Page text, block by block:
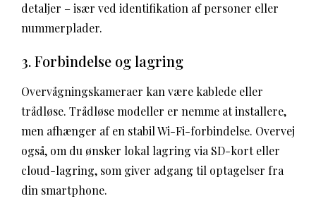
detaljer – især ved identifikation af personer eller
nummerplader.
3. Forbindelse og lagring
Overvågningskameraer kan være kablede eller
trådløse. Trådløse modeller er nemme at installere,
men afhænger af en stabil Wi-Fi-forbindelse. Overvej
også, om du ønsker lokal lagring via SD-kort eller
cloud-lagring, som giver adgang til optagelser fra
din smartphone.